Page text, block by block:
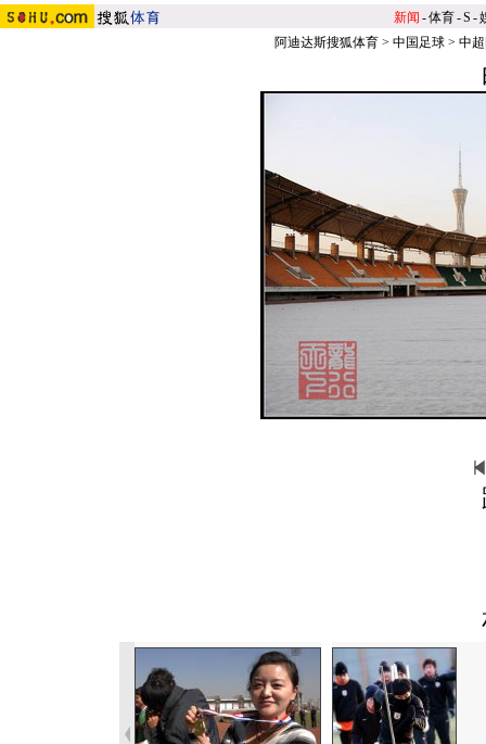
新闻 -体育-S -
阿迪达斯搜狐体育 > 中国足球 > 中